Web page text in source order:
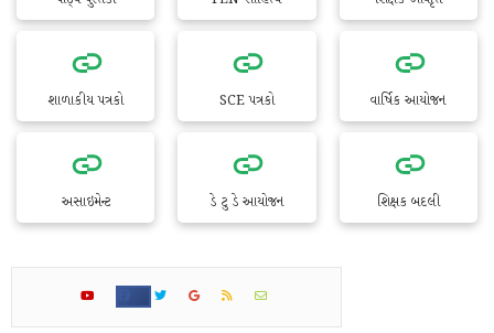
શાળાકીય પત્રકો SCE પત્રકો વાર્ષિક આયોજન
અસાઇમેન્ટ ડે ટુ ડે આયોજન શિક્ષક બદલી